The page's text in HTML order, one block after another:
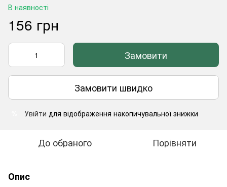
В наявності
156 грн
Замовити
Замовити швидко
Увійти для відображення накопичувальної знижки
До обраного Порівняти
Опис